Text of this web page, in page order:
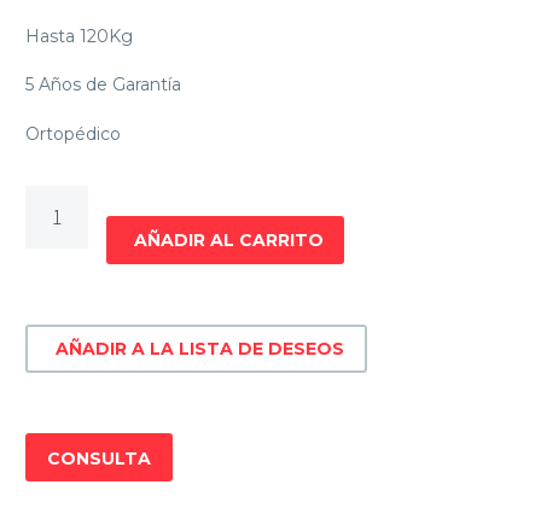
Hasta 120Kg
5 Años de Garantía
Ortopédico
Divino
garden
cantidad
AÑADIR AL CARRITO
AÑADIR A LA LISTA DE DESEOS
CONSULTA